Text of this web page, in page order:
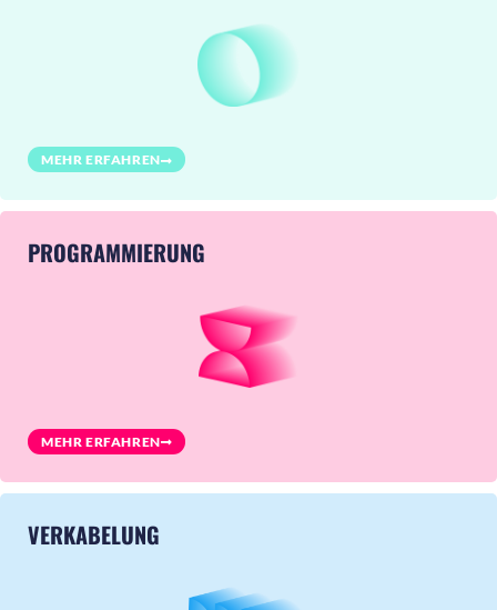
MEHR ERFAHREN
PROGRAMMIERUNG
MEHR ERFAHREN
VERKABELUNG